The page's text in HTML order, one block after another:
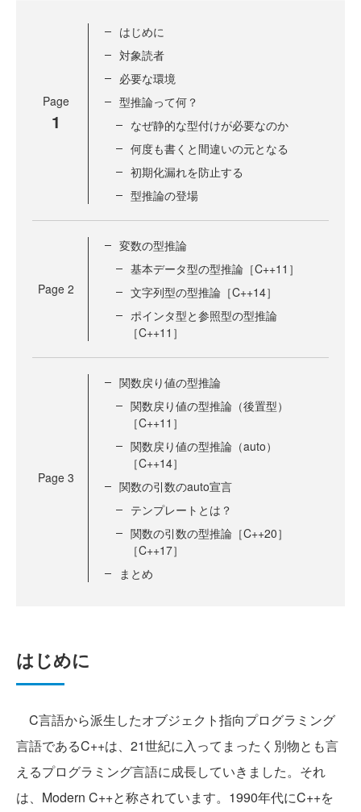
Page
1
はじめに
対象読者
必要な環境
型推論って何？
なぜ静的な型付けが必要なのか
何度も書くと間違いの元となる
初期化漏れを防止する
型推論の登場
Page 2
変数の型推論
基本データ型の型推論［C++11］
文字列型の型推論［C++14］
ポインタ型と参照型の型推論
［C++11］
Page 3
関数戻り値の型推論
関数戻り値の型推論（後置型）
［C++11］
関数戻り値の型推論（auto）
［C++14］
関数の引数のauto宣言
テンプレートとは？
関数の引数の型推論［C++20］
［C++17］
まとめ
はじめに
C言語から派生したオブジェクト指向プログラミング
言語であるC++は、21世紀に入ってまったく別物とも言
えるプログラミング言語に成長していきました。それ
は、Modern C++と称されています。1990年代にC++を